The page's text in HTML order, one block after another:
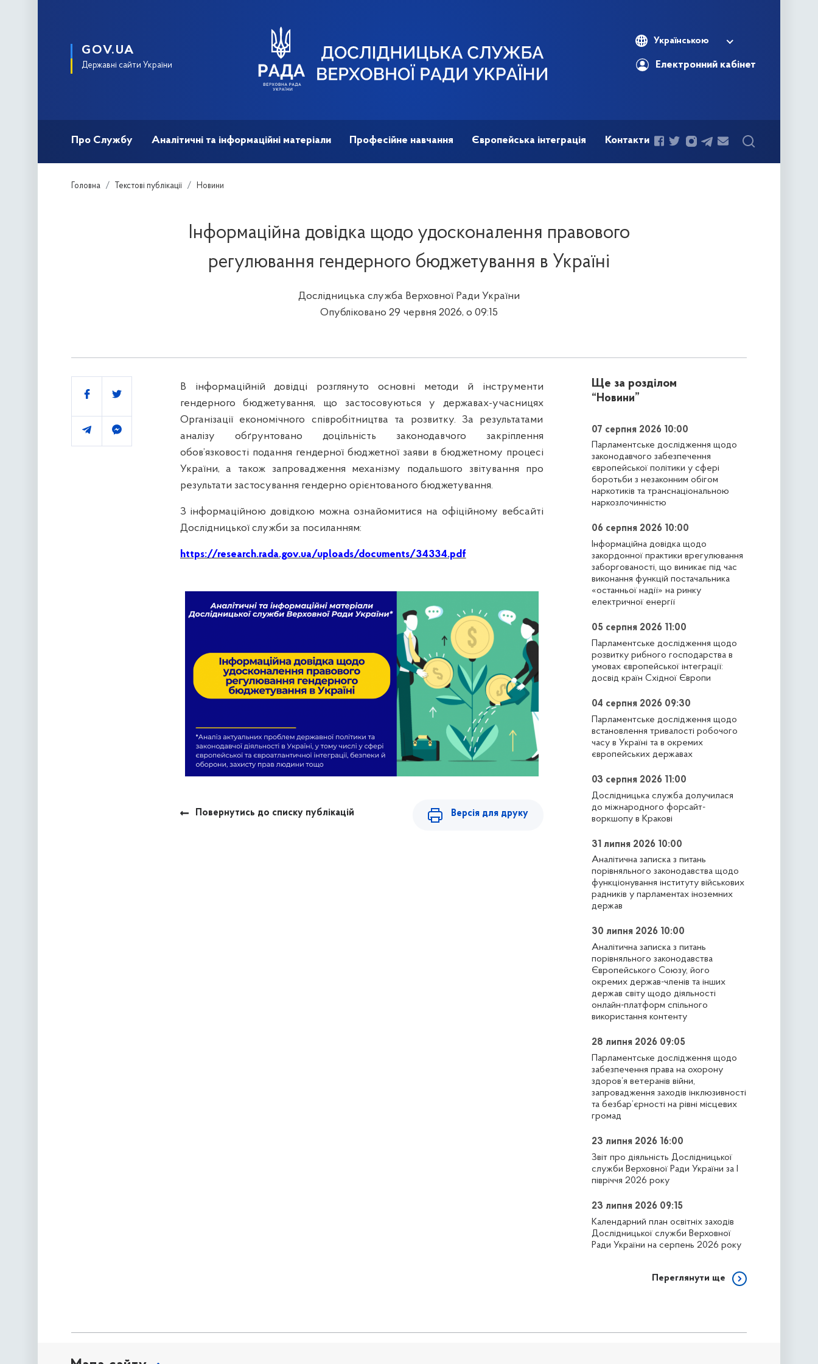
Про Службу Аналітичні та інформаційні матеріали Професійне навчання Європейська інтеграція Контакти
Українською
Електронний кабінет
GOV.UA
Державні сайти України
Головна Текстові публікації Новини
Інформаційна довідка щодо удосконалення правового
регулювання гендерного бюджетування в Україні
Дослідницька служба Верховної Ради України
Опубліковано 29 червня 2026, о 09:15
В інформаційній довідці розглянуто основні методи й інструменти
гендерного бюджетування, що застосовуються у державах-учасницях
Організації економічного співробітництва та розвитку. За результатами
аналізу обґрунтовано доцільність законодавчого закріплення
обов’язковості подання гендерної бюджетної заяви в бюджетному процесі
України, а також запровадження механізму подальшого звітування про
результати застосування гендерно орієнтованого бюджетування.
З інформаційною довідкою можна ознайомитися на офіційному вебсайті
Дослідницької служби за посиланням:
https://research.rada.gov.ua/uploads/documents/34334.pdf
Поділитись
Повернутись до списку публікацій Версія для друку
Ще за розділом
“Новини”
07 серпня 2026 10:00
Парламентське дослідження щодо
законодавчого забезпечення
європейської політики у сфері
боротьби з незаконним обігом
наркотиків та транснаціональною
наркозлочинністю
06 серпня 2026 10:00
Інформаційна довідка щодо
закордонної практики врегулювання
заборгованості, що виникає під час
виконання функцій постачальника
«останньої надії» на ринку
електричної енергії
05 серпня 2026 11:00
Парламентське дослідження щодо
розвитку рибного господарства в
умовах європейської інтеграції:
досвід країн Східної Європи
04 серпня 2026 09:30
Парламентське дослідження щодо
встановлення тривалості робочого
часу в Україні та в окремих
європейських державах
03 серпня 2026 11:00
Дослідницька служба долучилася
до міжнародного форсайт-
воркшопу в Кракові
31 липня 2026 10:00
Аналітична записка з питань
порівняльного законодавства щодо
функціонування інституту військових
радників у парламентах іноземних
держав
30 липня 2026 10:00
Аналітична записка з питань
порівняльного законодавства
Європейського Союзу, його
окремих держав-членів та інших
держав світу щодо діяльності
онлайн-платформ спільного
використання контенту
28 липня 2026 09:05
Парламентське дослідження щодо
забезпечення права на охорону
здоров’я ветеранів війни,
запровадження заходів інклюзивності
та безбар’єрності на рівні місцевих
громад
23 липня 2026 16:00
Звіт про діяльність Дослідницької
служби Верховної Ради України за І
півріччя 2026 року
23 липня 2026 09:15
Календарний план освітніх заходів
Дослідницької служби Верховної
Ради України на серпень 2026 року
Переглянути ще